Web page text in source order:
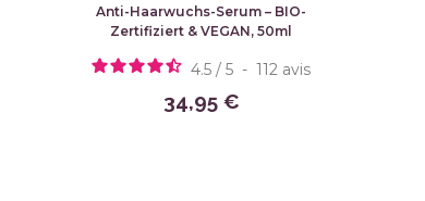
Anti-Haarwuchs-Serum – BIO-
Zertifiziert & VEGAN, 50ml
4.5 / 5 - 112 avis
34,95 €